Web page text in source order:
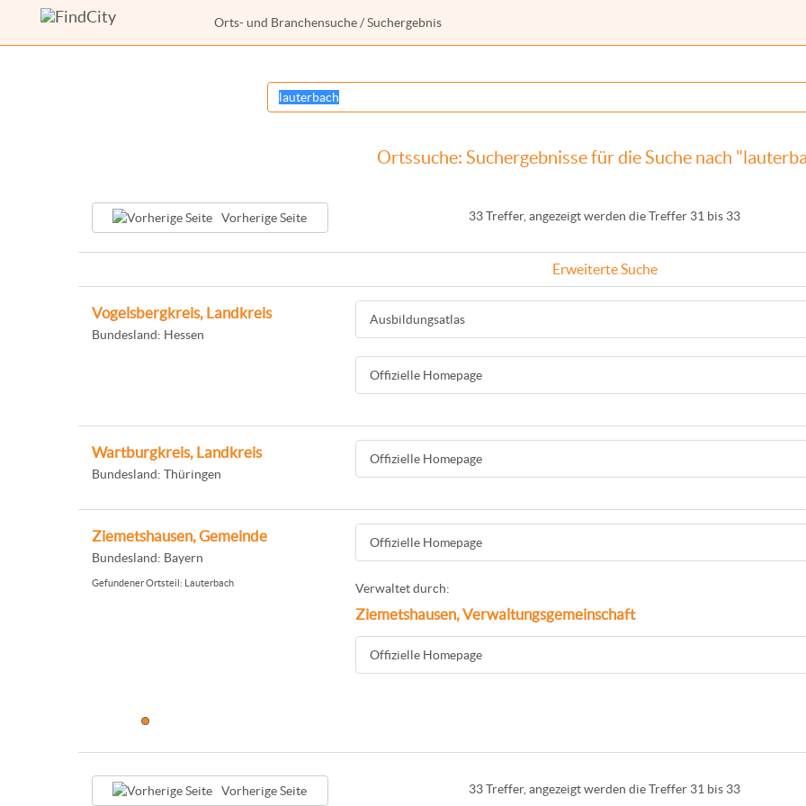
Orts- und Branchensuche / Suchergebnis
Ortssuche: Suchergebnisse für die Suche nach
Vorherige Seite 33 Treffer, angezeigt werden die Treffer 31 bis 33
Erweiterte Suche
Vogelsbergkreis, Landkreis
Bundesland: Hessen
Ausbildungsatlas
Offizielle Homepage
Wartburgkreis, Landkreis
Bundesland: Thüringen
Offizielle Homepage
Ziemetshausen, Gemeinde
Bundesland: Bayern
Gefundener Ortsteil: Lauterbach
Offizielle Homepage
Verwaltet durch:
Ziemetshausen, Verwaltungsgemeinschaft
Offizielle Homepage
Vorherige Seite 33 Treffer, angezeigt werden die Treffer 31 bis 33